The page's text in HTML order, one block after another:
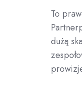
To
dużą